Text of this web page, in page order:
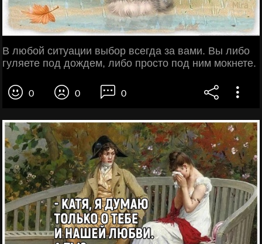
В любой ситуации выбор всегда за вами. Вы либо
гуляете под дождем, либо просто под ним мокнете.
0 0 0